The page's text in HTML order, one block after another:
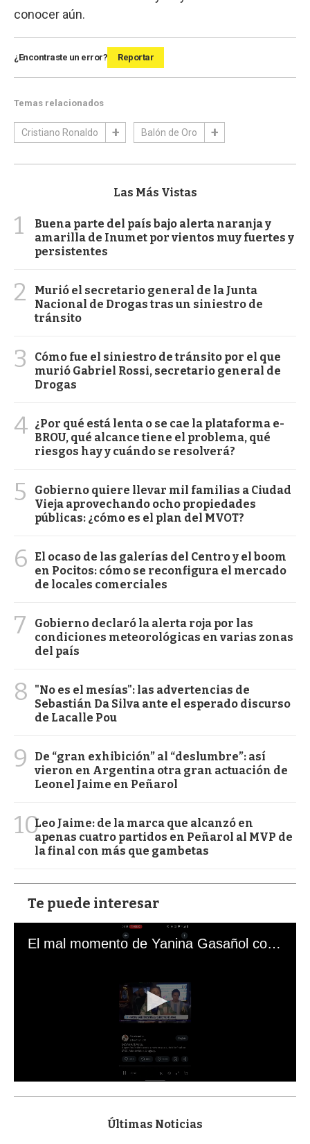
conocer aún.
¿Encontraste un error? Reportar
Temas relacionados
Cristiano Ronaldo Balón de Oro
Las Más Vistas
1
Buena parte del país bajo alerta naranja y
amarilla de Inumet por vientos muy fuertes y
persistentes
2
Murió el secretario general de la Junta
Nacional de Drogas tras un siniestro de
tránsito
3
Cómo fue el siniestro de tránsito por el que
murió Gabriel Rossi, secretario general de
Drogas
4 ¿Por qué está lenta o se cae la plataforma e-
BROU, qué alcance tiene el problema, qué
riesgos hay y cuándo se resolverá?
5
Gobierno quiere llevar mil familias a Ciudad
Vieja aprovechando ocho propiedades
públicas: ¿cómo es el plan del MVOT?
6
El ocaso de las galerías del Centro y el boom
en Pocitos: cómo se reconfigura el mercado
de locales comerciales
7
Gobierno declaró la alerta roja por las
condiciones meteorológicas en varias zonas
del país
8
"No es el mesías": las advertencias de
Sebastián Da Silva ante el esperado discurso
de Lacalle Pou
9
De “gran exhibición” al “deslumbre”: así
vieron en Argentina otra gran actuación de
Leonel Jaime en Peñarol
10Leo Jaime: de la marca que alcanzó en
apenas cuatro partidos en Peñarol al MVP de
la final con más que gambetas
Te puede interesar
El mal momento de Yanina Gasañol con un hincha argentino en "Subrayado"
s
Últimas Noticias